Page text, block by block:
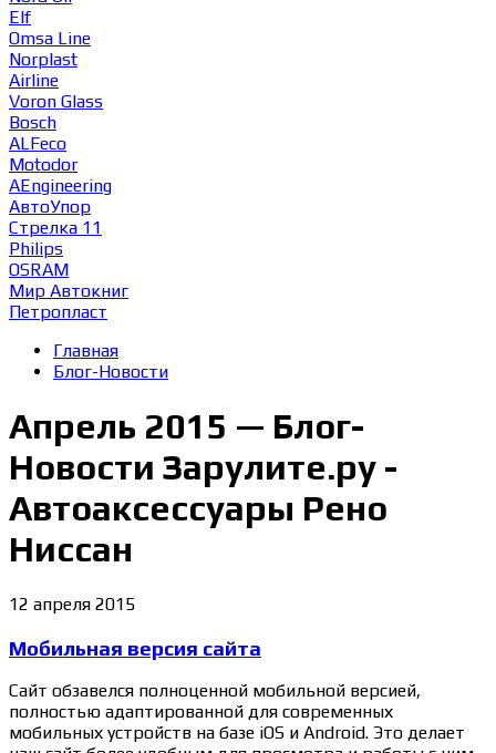
Elf
Omsa Line
Norplast
Airline
Voron Glass
Bosch
ALFeco
Motodor
AEngineering
АвтоУпор
Стрелка 11
Philips
OSRAM
Мир Автокниг
Петропласт
Главная
Блог-Новости
Апрель 2015 — Блог-
Новости Зарулите.ру -
Автоаксессуары Рено
Ниссан
12 апреля 2015
Мобильная версия сайта
Сайт обзавелся полноценной мобильной версией,
полностью адаптированной для современных
мобильных устройств на базе iOS и Android. Это делает